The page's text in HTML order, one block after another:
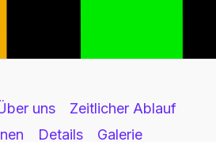
uns
Zeitlicher Ablauf
Details Galerie